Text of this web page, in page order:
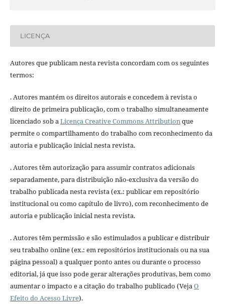
LICENÇA
Autores que publicam nesta revista concordam com os seguintes
termos:
. Autores mantém os direitos autorais e concedem à revista o
direito de primeira publicação, com o trabalho simultaneamente
licenciado sob aLicença Creative Commons Attributionque
permite o compartilhamento do trabalho com reconhecimento da
autoria e publicação inicial nesta revista.
. Autores têm autorização para assumir contratos adicionais
separadamente, para distribuição não-exclusiva da versão do
trabalho publicada nesta revista (ex.: publicar em repositório
institucional ou como capítulo de livro), com reconhecimento de
autoria e publicação inicial nesta revista.
. Autores têm permissão e são estimulados a publicar e distribuir
seu trabalho online (ex.: em repositórios institucionais ou na sua
página pessoal) a qualquer ponto antes ou durante o processo
editorial, já que isso pode gerar alterações produtivas, bem como
aumentar o impacto e a citação do trabalho publicado (VejaO
Efeito do Acesso Livre).